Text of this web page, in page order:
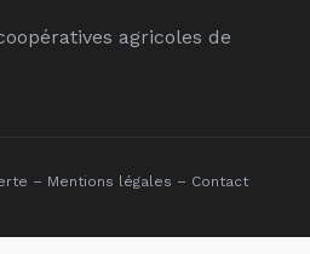
agricoles de
– Mentions légales – Contact